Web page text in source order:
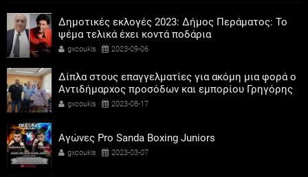
Δημοτικές εκλογές 2023: Δήμος Περάματος: Το
ψέμα τελικά έχει κοντά ποδάρια
gxcoukis 2023-09-06
Δίπλα στους επαγγελματίες για ακόμη μια φορά ο
Αντιδήμαρχος προσόδων και εμπορίου Γρηγόρης
Καψοκόλης
gxcoukis 2023-08-17
Αγώνες Pro Sanda Boxing Juniors
gxcoukis 2023-03-07